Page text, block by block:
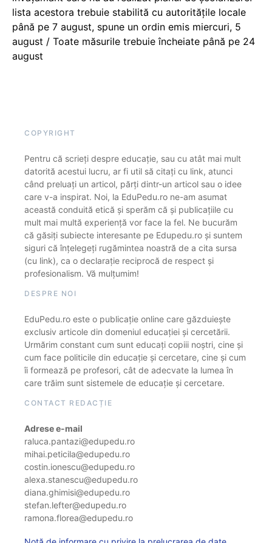
lista acestora trebuie stabilită cu autoritățile locale
până pe 7 august, spune un ordin emis miercuri, 5
august / Toate măsurile trebuie încheiate până pe 24
august
COPYRIGHT
Pentru că scrieți despre educație, sau cu atât mai mult
datorită acestui lucru, ar fi util să citați cu link, atunci
când preluați un articol, părți dintr-un articol sau o idee
care v-a inspirat. Noi, la EduPedu.ro ne-am asumat
această conduită etică și sperăm că și publicațiile cu
mult mai multă experiență vor face la fel. Ne bucurăm
că găsiți subiecte interesante pe Edupedu.ro și suntem
siguri că înțelegeți rugămintea noastră de a cita sursa
(cu link), ca o declarație reciprocă de respect și
profesionalism. Vă mulțumim!
DESPRE NOI
EduPedu.ro este o publicație online care găzduiește
exclusiv articole din domeniul educației și cercetării.
Urmărim constant cum sunt educați copiii noștri, cine și
cum face politicile din educație și cercetare, cine și cum
îi formează pe profesori, cât de adecvate la lumea în
care trăim sunt sistemele de educație și cercetare.
CONTACT REDACȚIE
Adrese e-mail
raluca.pantazi@edupedu.ro
mihai.peticila@edupedu.ro
costin.ionescu@edupedu.ro
alexa.stanescu@edupedu.ro
diana.ghimisi@edupedu.ro
stefan.lefter@edupedu.ro
ramona.florea@edupedu.ro